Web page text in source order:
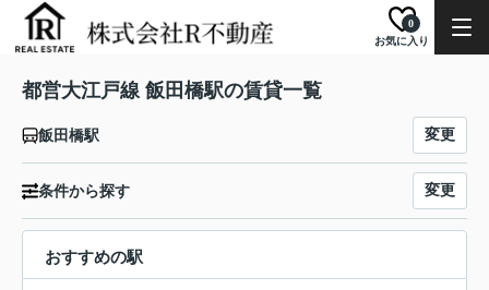
お気に入り
0
都営大江戸線 飯田橋駅の賃貸一覧
飯田橋駅 変更
条件から探す 変更
おすすめの駅